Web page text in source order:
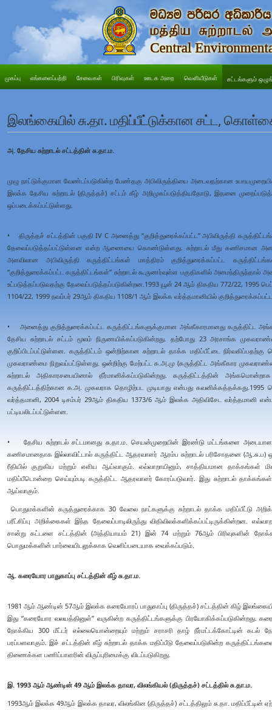
முகப்பு எங்களைப்பற்றி சேவைகள் பிரிவுகள் ஊடக அறை வெளியீடுகள் சட்டங்களும்
இலங்கையில் சு.தா. மதிப்பீட்டுக்கான சட்ட,
அ. தேசிய சுற்றாடல் சட்டத்தின் சு.தா.ம.
முழு நாட்டுக்குமான வேண்டப்படுகின்ற பேண்தகு அபிவிருத்தியை அடைவதற்கான
இலக்க தேசிய சுற்றாடல் (திருத்தச்) சட்டம் கீழ் அறிமுகப்படுத்தியதோடு, இதனை
ஒப்படைக்கப்பட்டுள்ளது.
• திருத்தச் சட்டத்தின் பகுதி IV C அனைத்து “குறித்துரைக்கப்பட்ட” அபிவிருத்தி
தேவைப்படுத்தப்பட்டுள்ளன என்ற ஆணையை கொண்டுள்ளது. சுற்றாடல் மீது கணிசமான
அளவிலான அபிவிருத்தி கருத்திட்டங்கள் மாத்திரம் குறித்துரைக்கப்பட்ட
“குறித்துரைக்கப்பட்ட கருத்திட்டங்கள்” சுற்றாடல் கூருணர்வுள்ள பகுதிகளில்
உட்படுத்தப்படுவதற்கு தேவைப்படுத்தப்படுகின்றன.1993 யூன் 24 ஆம் திகதிய 772/22, 1995
1104/22, 1999 நவம்பர் 29ஆம் திகதிய 1108/1 ஆம் இலக்க வர்த்தமானியில்
• அனைத்து குறித்துரைக்கப்பட்ட கருத்திட்டங்களுக்குமான அங்கீகாரமானது கருத்திட்ட
தேசிய சுற்றாடல் சட்டம் மூலம் நிருணயிக்கப்படுகின்றது. தற்போது 23 அரசாங்க
குறிப்பிடப்பட்டுள்ளன. கருத்திட்டம் ஒன்றிற்கான சுற்றாடல் தாக்க மதிப்பீட்டை
முகவராண்மை நிறுவப்பட்டுள்ளது. ஒன்றிற்கு மேற்பட்ட க.அ.மு (கருத்திட்ட அங்கீகார
சுற்றாடல் அதிகாரசபையினால் தீர்மானிக்கப்படுகின்றது. கருத்திட்டத்தின்
கருத்திட்டத்திற்கான க.அ. முகவராக தொழிற்பட முடியாது என்பது
வர்த்தமானி, 2004 டிசம்பர் 29ஆம் திகதிய 1373/6 ஆம் இலக்க அதிவிசேட வர்த்தமானி
பட்டியலிடப்பட்டுள்ளன.
• தேசிய சுற்றாடல் சட்டமானது சு.தா.ம. செயன்முறையின் இரண்டு மட்டங்களை
கணிசமானதாக இல்லாவிட்டால் கருத்திட்ட ஆதரவாளர் ஆரம்ப சுற்றாடல் பரிசோதனை (ஆ.சு.ப)
ரீதியில் குறுகிய மற்றும் எளிய ஆய்வாகும். எவ்வாறாயினும், சாத்தியமான தாக்கங்கள்
மதிப்பீடொன்றை செய்யும்படி கருத்திட்ட ஆதரவாளர் கோரப்படுவார். இது சுற்றாடல் தாக்கங்கள்
ஆய்வாகும்.
பொதுமக்களின் கருத்துரைக்காக 30 வேலை நாட்களுக்கு சுற்றாடல் தாக்க மதிப்பீட்டு
பரீட்சிப்பு அறிக்கைகள் இந்த தேவைப்பாடிலிருந்து விதிவிலக்களிக்கப்பட்டிருக்கின்றன.
சான்று கட்டளை சட்டத்தின் (அத்தியாயம் 21) இன் 74 மற்றும் 76ஆம் பிரிவுகளின்
பொதுமக்களின் பார்வையிடலுக்காக வெளிப்படையாக வைக்கப்படும்.
ஆ. கரையோர பாதுகாப்பு சட்டத்தின் கீழ் சு.தா.ம.
1981 ஆம் ஆண்டின் 57ஆம் இலக்க கரையோரப் பாதுகாப்பு (திருத்தச்) சட்டத்தின் கிழ் இலங்கையில்
இது “கரையோர வலயத்தினுள்” வருகின்ற கருத்திட்டங்களுக்கு பிரயோகிக்கப்படுகின்றது.
நோக்கிய 300 மீட்டர் எல்லையொன்றையும் மற்றும் சராசரி தாழ் நீர்மட்டக்கோட்டின் கடல்
பரப்பளவாகும். இச் சட்டத்தின் கீழ் சுற்றாடல் தாக்க மதிப்பீடு தேவைப்படுகின்ற
திணைக்கள பணிப்பாளரின் விருப்புரிமைக்கு விடப்படுகிறது.
இ. 1993 ஆம் ஆண்டின் 49 ஆம் இலக்க தாவர, விலங்கியல் (திருத்தச்) சட்டத்தில் சு.தா.ம.
1993ஆம் இலக்க 49ஆம் இலக்க தாவர, விலங்கின (திருத்தச்) சட்டத்திலும் சு.தா. மதிப்பீட்டின்